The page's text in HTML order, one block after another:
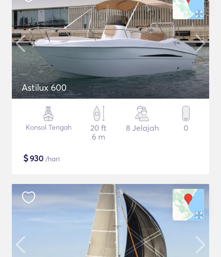
Astilux 600
Konsol Tengah
20 ft
6 m
8 Jelajah 0
$930 /hari